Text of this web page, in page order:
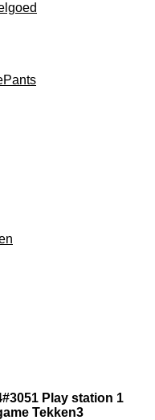
Play station 1
Tekken3